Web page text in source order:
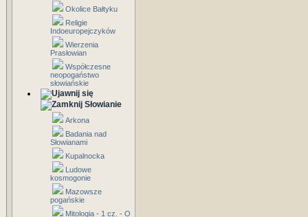
Okolice Bałtyku
Religie
Indoeuropejczyków
Wierzenia
Prasłowian
Współczesne
neopogaństwo
słowiańskie
Słowianie
Arkona
Badania nad
Słowianami
Kupalnocka
Ludowe
kosmogonie
Mazowsze
pogańskie
Mitologia - 1 cz. - O